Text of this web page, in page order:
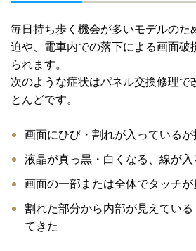
毎日持ち歩く機会が多いモデルのた
迫や、電車内での落下による画面破
られます。
次のような症状はパネル交換修理で
とんどです。
画面にひび・割れが入っているが
液晶が真っ黒・白くなる、線が
画面の一部または全体でタッチが
割れた部分から内部が見えてい
てきた